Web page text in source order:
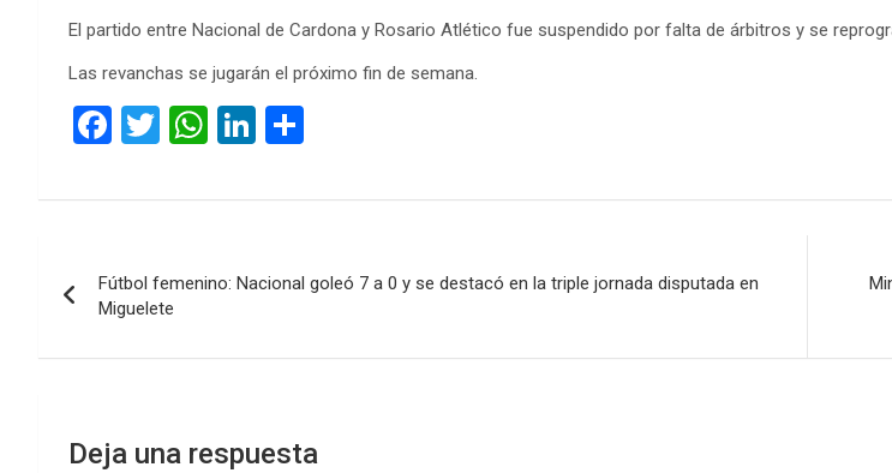
El partido entre Nacional de Cardona y Rosario Atlético fue suspendido por falta de árbitros y se
Las revanchas se jugarán el próximo fin de semana.
F
ce
o
o
k
T
tt
W
at
A
p
Li
ke
n
m
ar
de
entradas
Fútbol femenino: Nacional goleó 7 a 0 y se destacó en la triple jornada disputada en
Miguelete
Deja una respuesta